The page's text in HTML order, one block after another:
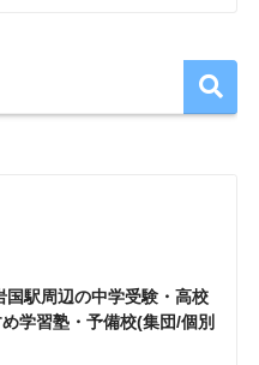
国駅周辺の中学受験・高校
学習塾・予備校(集団/個別